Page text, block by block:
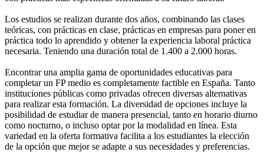
Los estudios se realizan durante dos años, combinando las clases
teóricas, con prácticas en clase, prácticas en empresas para poner en
práctica todo lo aprendido y obtener la experiencia laboral práctica
necesaria. Teniendo una duración total de 1.400 a 2.000 horas.
Encontrar una amplia gama de oportunidades educativas para
completar un FP medio es completamente factible en España. Tanto
instituciones públicas como privadas ofrecen diversas alternativas
para realizar esta formación. La diversidad de opciones incluye la
posibilidad de estudiar de manera presencial, tanto en horario diurno
como nocturno, o incluso optar por la modalidad en línea. Esta
variedad en la oferta formativa facilita a los estudiantes la elección
de la opción que mejor se adapte a sus necesidades y preferencias.